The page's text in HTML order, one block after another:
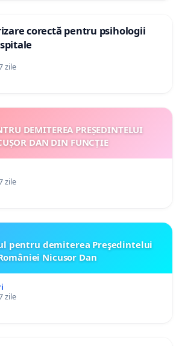
corectă pentru psihologii
zile
DEMITEREA PREȘEDINTELUI
DAN DIN FUNCȚIE
zile
pentru demiterea Preşedintelui
Nicusor Dan
zile